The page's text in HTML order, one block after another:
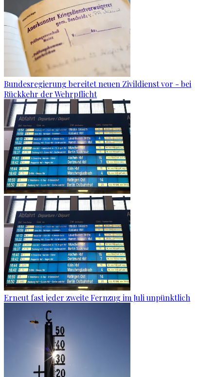
Bundesregierung bereitet neuen Zivildienst vor - bei
Rückkehr der Wehrpflicht
Erneut fast jeder zweite Fernzug im Juli unpünktlich